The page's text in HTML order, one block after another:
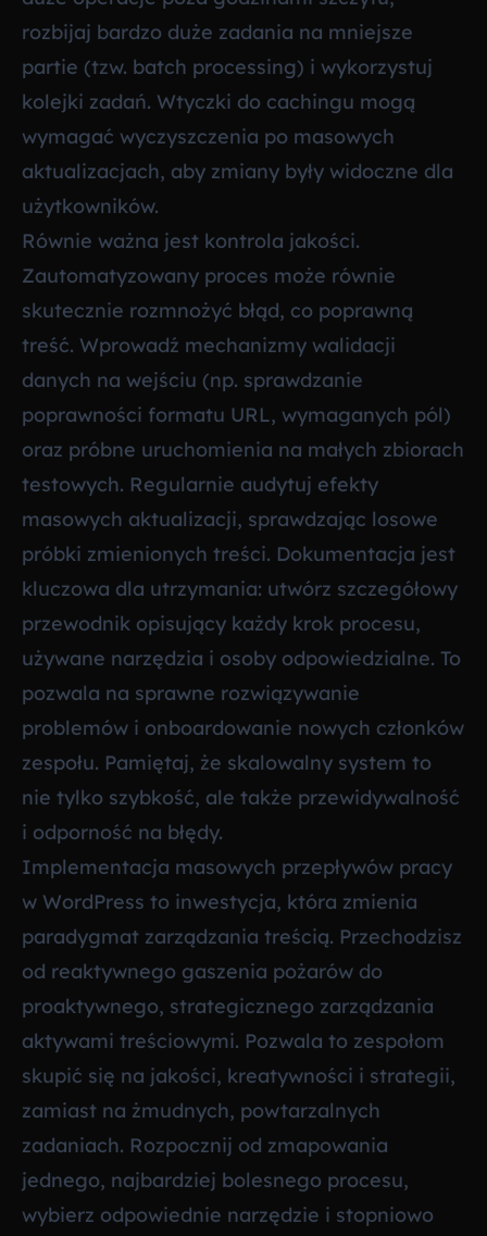
rozbijaj bardzo duże zadania na mniejsze
partie (tzw. batch processing) i wykorzystuj
kolejki zadań. Wtyczki do cachingu mogą
wymagać wyczyszczenia po masowych
aktualizacjach, aby zmiany były widoczne dla
użytkowników.
Równie ważna jest kontrola jakości.
Zautomatyzowany proces może równie
skutecznie rozmnożyć błąd, co poprawną
treść. Wprowadź mechanizmy walidacji
danych na wejściu (np. sprawdzanie
poprawności formatu URL, wymaganych pól)
oraz próbne uruchomienia na małych zbiorach
testowych. Regularnie audytuj efekty
masowych aktualizacji, sprawdzając losowe
próbki zmienionych treści. Dokumentacja jest
kluczowa dla utrzymania: utwórz szczegółowy
przewodnik opisujący każdy krok procesu,
używane narzędzia i osoby odpowiedzialne. To
pozwala na sprawne rozwiązywanie
problemów i onboardowanie nowych członków
zespołu. Pamiętaj, że skalowalny system to
nie tylko szybkość, ale także przewidywalność
i odporność na błędy.
Implementacja masowych przepływów pracy
w WordPress to inwestycja, która zmienia
paradygmat zarządzania treścią. Przechodzisz
od reaktywnego gaszenia pożarów do
proaktywnego, strategicznego zarządzania
aktywami treściowymi. Pozwala to zespołom
skupić się na jakości, kreatywności i strategii,
zamiast na żmudnych, powtarzalnych
zadaniach. Rozpocznij od zmapowania
jednego, najbardziej bolesnego procesu,
wybierz odpowiednie narzędzie i stopniowo